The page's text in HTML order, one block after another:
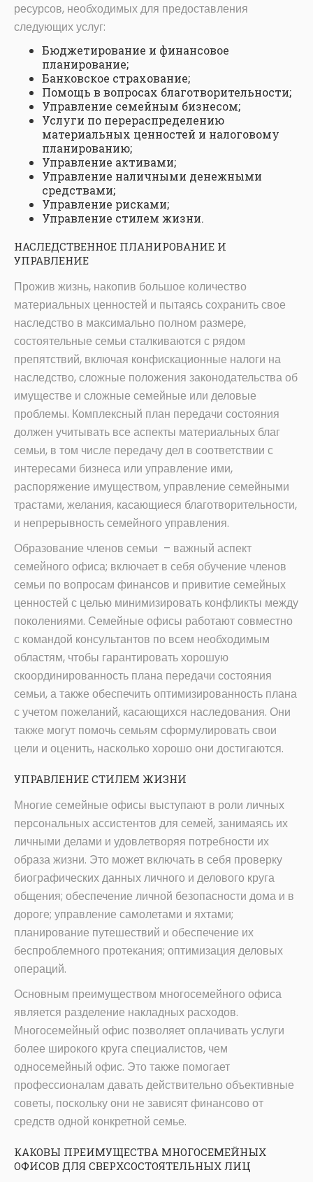
ресурсов, необходимых для предоставления
следующих услуг:
Бюджетирование и финансовое
планирование;
Банковское страхование;
Помощь в вопросах благотворительности;
Управление семейным бизнесом;
Услуги по перераспределению
материальных ценностей и налоговому
планированию;
Управление активами;
Управление наличными денежными
средствами;
Управление рисками;
Управление стилем жизни.
НАСЛЕДСТВЕННОЕ ПЛАНИРОВАНИЕ И
УПРАВЛЕНИЕ
Прожив жизнь, накопив большое количество
материальных ценностей и пытаясь сохранить свое
наследство в максимально полном размере,
состоятельные семьи сталкиваются с рядом
препятствий, включая конфискационные налоги на
наследство, сложные положения законодательства об
имуществе и сложные семейные или деловые
проблемы. Комплексный план передачи состояния
должен учитывать все аспекты материальных благ
семьи, в том числе передачу дел в соответствии с
интересами бизнеса или управление ими,
распоряжение имуществом, управление семейными
трастами, желания, касающиеся благотворительности,
и непрерывность семейного управления.
Образование членов семьи – важный аспект
семейного офиса; включает в себя обучение членов
семьи по вопросам финансов и привитие семейных
ценностей с целью минимизировать конфликты между
поколениями. Семейные офисы работают совместно
с командой консультантов по всем необходимым
областям, чтобы гарантировать хорошую
скоординированность плана передачи состояния
семьи, а также обеспечить оптимизированность плана
с учетом пожеланий, касающихся наследования. Они
также могут помочь семьям сформулировать свои
цели и оценить, насколько хорошо они достигаются.
УПРАВЛЕНИЕ СТИЛЕМ ЖИЗНИ
Многие семейные офисы выступают в роли личных
персональных ассистентов для семей, занимаясь их
личными делами и удовлетворяя потребности их
образа жизни. Это может включать в себя проверку
биографических данных личного и делового круга
общения; обеспечение личной безопасности дома и в
дороге; управление самолетами и яхтами;
планирование путешествий и обеспечение их
беспроблемного протекания; оптимизация деловых
операций.
Основным преимуществом многосемейного офиса
является разделение накладных расходов.
Многосемейный офис позволяет оплачивать услуги
более широкого круга специалистов, чем
односемейный офис. Это также помогает
профессионалам давать действительно объективные
советы, поскольку они не зависят финансово от
средств одной конкретной семье.
КАКОВЫ ПРЕИМУЩЕСТВА МНОГОСЕМЕЙНЫХ
ОФИСОВ ДЛЯ СВЕРХСОСТОЯТЕЛЬНЫХ ЛИЦ